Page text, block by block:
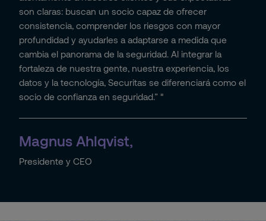
son claras: buscan un socio capaz de ofrecer
consistencia, comprender los riesgos con mayor
profundidad y ayudarles a adaptarse a medida que
cambia el panorama de la seguridad. Al integrar la
fortaleza de nuestra gente, nuestra experiencia, los
datos y la tecnología, Securitas se diferenciará como el
socio de confianza en seguridad.” "
Magnus Ahlqvist,
Presidente y CEO